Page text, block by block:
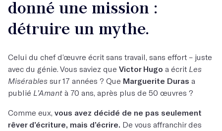
donné une mission :
détruire un mythe.
Celui du chef d’œuvre écrit sans travail, sans effort – juste
avec du génie. Vous saviez que Victor Hugo a écrit Les
Misérables sur 17 années ? Que Marguerite Duras a
publié L’Amant à 70 ans, après plus de 50 œuvres ?
Comme eux, vous avez décidé de ne pas seulement
rêver d’écriture, mais d’écrire. De vous affranchir des